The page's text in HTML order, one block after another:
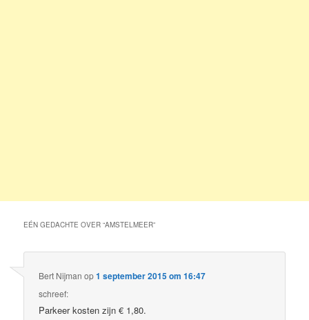
EÉN GEDACHTE OVER “AMSTELMEER”
Bert Nijman op1 september 2015 om 16:47
schreef:
Parkeer kosten zijn € 1,80.